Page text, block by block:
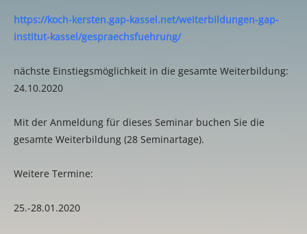
https://koch-kersten.gap-kassel.net/weiterbildungen-gap-
institut-kassel/gespraechsfuehrung/
nächste Einstiegsmöglichkeit in die gesamte Weiterbildung:
24.10.2020
Mit der Anmeldung für dieses Seminar buchen Sie die
gesamte Weiterbildung (28 Seminartage).
Weitere Termine:
25.-28.01.2020